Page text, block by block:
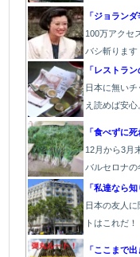
「ジョラン
100万アクセ
バシ斬ります
「レストラ
日本に無い
え読めば安心
「食べずに
12月から3月
バルセロナの
「私達なら
日本の友人
トはこれだ！
「ここまで